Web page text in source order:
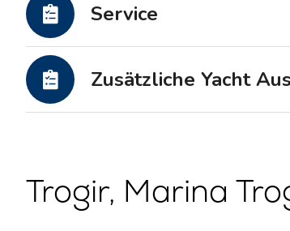
Service
Zusätzliche Yacht
Trogir, Marina